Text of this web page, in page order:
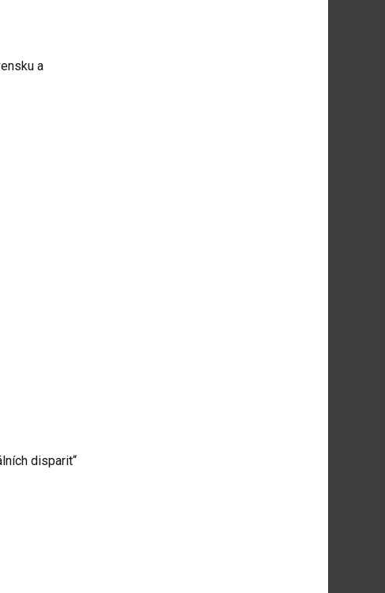
a
disparit“